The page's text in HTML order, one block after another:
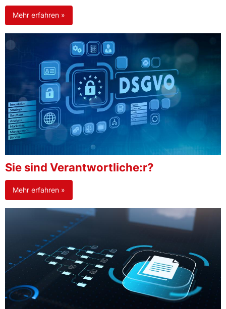
Mehr erfahren »
Sie sind Verantwortliche:r?
Mehr erfahren »